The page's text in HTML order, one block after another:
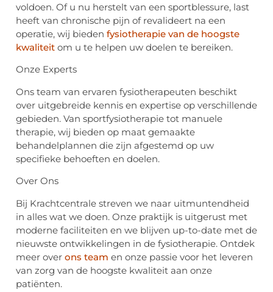
voldoen. Of u nu herstelt van een sportblessure, last
heeft van chronische pijn of revalideert na een
operatie, wij bieden fysiotherapie van de hoogste
kwaliteit om u te helpen uw doelen te bereiken.
Onze Experts
Ons team van ervaren fysiotherapeuten beschikt
over uitgebreide kennis en expertise op verschillende
gebieden. Van sportfysiotherapie tot manuele
therapie, wij bieden op maat gemaakte
behandelplannen die zijn afgestemd op uw
specifieke behoeften en doelen.
Over Ons
Bij Krachtcentrale streven we naar uitmuntendheid
in alles wat we doen. Onze praktijk is uitgerust met
moderne faciliteiten en we blijven up-to-date met de
nieuwste ontwikkelingen in de fysiotherapie. Ontdek
meer over ons team en onze passie voor het leveren
van zorg van de hoogste kwaliteit aan onze
patiënten.